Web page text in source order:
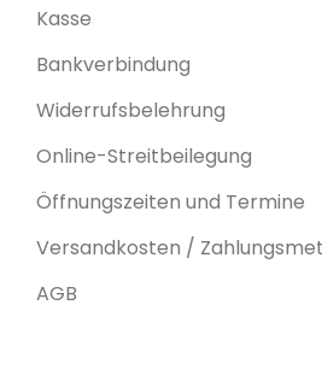
Kasse
Bankverbindung
Widerrufsbelehrung
Online-Streitbeilegung
Öffnungszeiten und Termine
Versandkosten /
AGB